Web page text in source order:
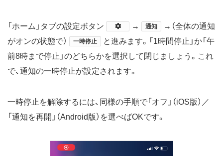
「ホーム」タブの設定ボタン ​→ 通知
→（全体の通知
がオンの状態で）
一時停止
と進みます。「1時間停止」か「午
前8時まで停止」のどちらかを選択して閉じましょう。これ
で、通知の一時停止が設定されます。
一時停止を解除するには、同様の手順で「オフ」（iOS版）／
「通知を再開」（Android版）を選べばOKです。